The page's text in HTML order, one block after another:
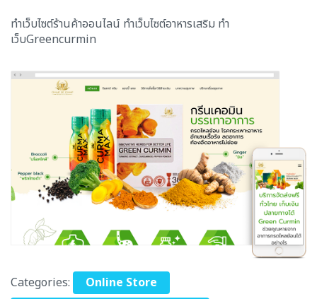
ทำเว็บไซต์ร้านค้าออนไลน์ ทำเว็บไซต์อาหารเสริม ทำ
เว็บGreencurmin
Categories:
Online Store